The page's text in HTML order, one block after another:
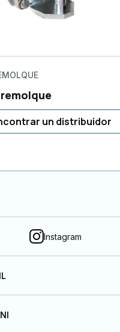
un distribuidor
Instagram